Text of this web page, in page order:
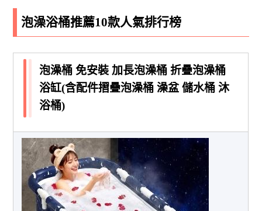
泡澡浴桶推薦10款人氣排行榜
泡澡桶 免安裝 加長泡澡桶 折疊泡澡桶
浴缸(含配件摺疊泡澡桶 澡盆 儲水桶 沐
浴桶)